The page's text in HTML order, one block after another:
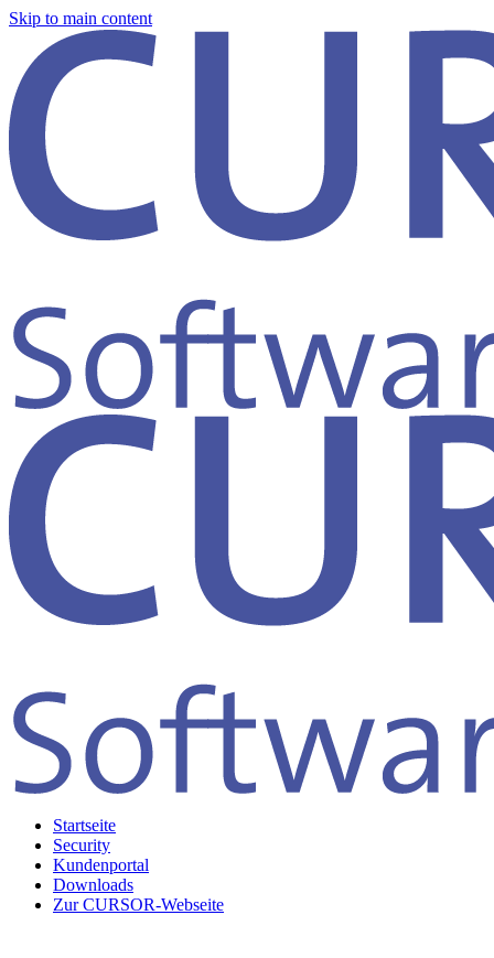
Skip to main content
Startseite
Security
Kundenportal
Downloads
Zur CURSOR-Webseite